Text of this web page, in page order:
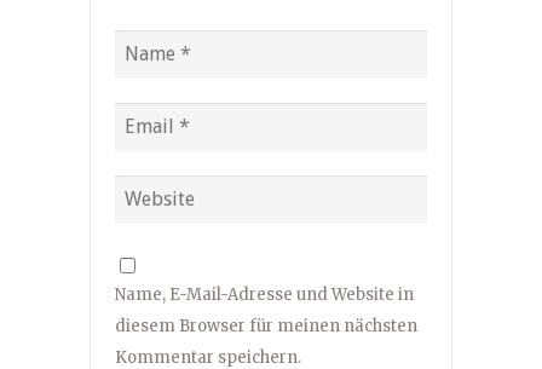
Name, E-Mail-Adresse und Website in
diesem Browser für meinen nächsten
Kommentar speichern.